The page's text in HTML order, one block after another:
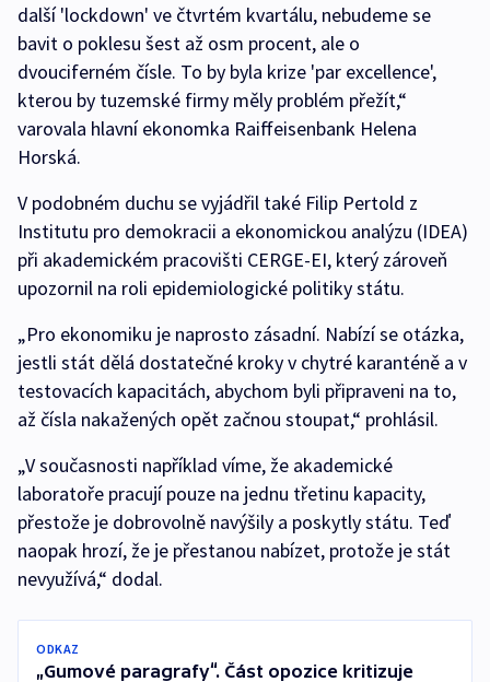
další 'lockdown' ve čtvrtém kvartálu, nebudeme se
bavit o poklesu šest až osm procent, ale o
dvouciferném čísle. To by byla krize 'par excellence',
kterou by tuzemské firmy měly problém přežít,“
varovala hlavní ekonomka Raiffeisenbank Helena
Horská.
V podobném duchu se vyjádřil také Filip Pertold z
Institutu pro demokracii a ekonomickou analýzu (IDEA)
při akademickém pracovišti CERGE-EI, který zároveň
upozornil na roli epidemiologické politiky státu.
„Pro ekonomiku je naprosto zásadní. Nabízí se otázka,
jestli stát dělá dostatečné kroky v chytré karanténě a v
testovacích kapacitách, abychom byli připraveni na to,
až čísla nakažených opět začnou stoupat,“ prohlásil.
„V současnosti například víme, že akademické
laboratoře pracují pouze na jednu třetinu kapacity,
přestože je dobrovolně navýšily a poskytly státu. Teď
naopak hrozí, že je přestanou nabízet, protože je stát
nevyužívá,“ dodal.
ODKAZ
„Gumové paragrafy“. Část opozice kritizuje